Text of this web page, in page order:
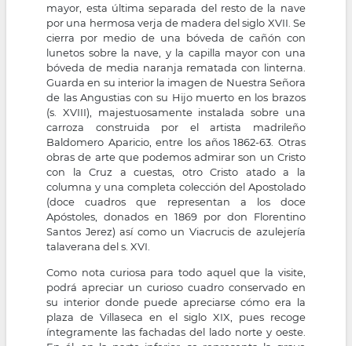
mayor, esta última separada del resto de la nave
por una hermosa verja de madera del siglo XVII. Se
cierra por medio de una bóveda de cañón con
lunetos sobre la nave, y la capilla mayor con una
bóveda de media naranja rematada con linterna.
Guarda en su interior la imagen de Nuestra Señora
de las Angustias con su Hijo muerto en los brazos
(s. XVIII), majestuosamente instalada sobre una
carroza construida por el artista madrileño
Baldomero Aparicio, entre los años 1862-63. Otras
obras de arte que podemos admirar son un Cristo
con la Cruz a cuestas, otro Cristo atado a la
columna y una completa colección del Apostolado
(doce cuadros que representan a los doce
Apóstoles, donados en 1869 por don Florentino
Santos Jerez) así como un Viacrucis de azulejería
talaverana del s. XVI.
Como nota curiosa para todo aquel que la visite,
podrá apreciar un curioso cuadro conservado en
su interior donde puede apreciarse cómo era la
plaza de Villaseca en el siglo XIX, pues recoge
íntegramente las fachadas del lado norte y oeste.